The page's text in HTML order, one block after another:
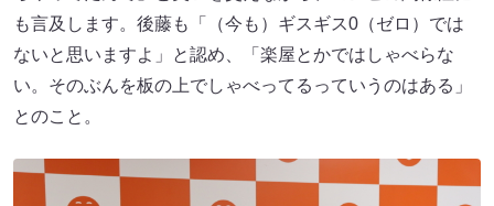
も言及します。後藤も「（今も）ギスギス0（ゼロ）では
ないと思いますよ」と認め、「楽屋とかではしゃべらな
い。そのぶんを板の上でしゃべってるっていうのはある」
とのこと。